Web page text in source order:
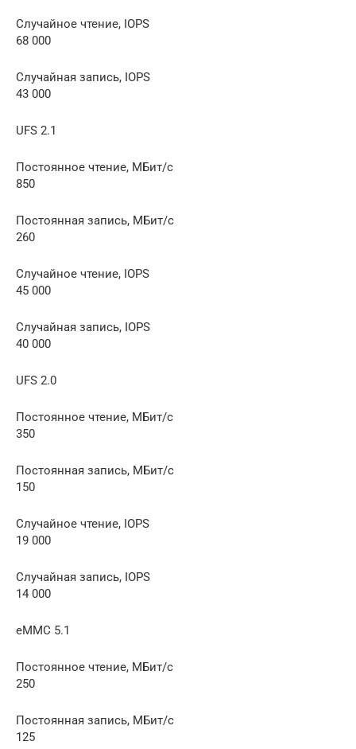
Случайное чтение, IOPS
68 000
Случайная запись, IOPS
43 000
UFS 2.1
Постоянное чтение, МБит/с
850
Постоянная запись, МБит/с
260
Случайное чтение, IOPS
45 000
Случайная запись, IOPS
40 000
UFS 2.0
Постоянное чтение, МБит/с
350
Постоянная запись, МБит/с
150
Случайное чтение, IOPS
19 000
Случайная запись, IOPS
14 000
eMMC 5.1
Постоянное чтение, МБит/с
250
Постоянная запись, МБит/с
125